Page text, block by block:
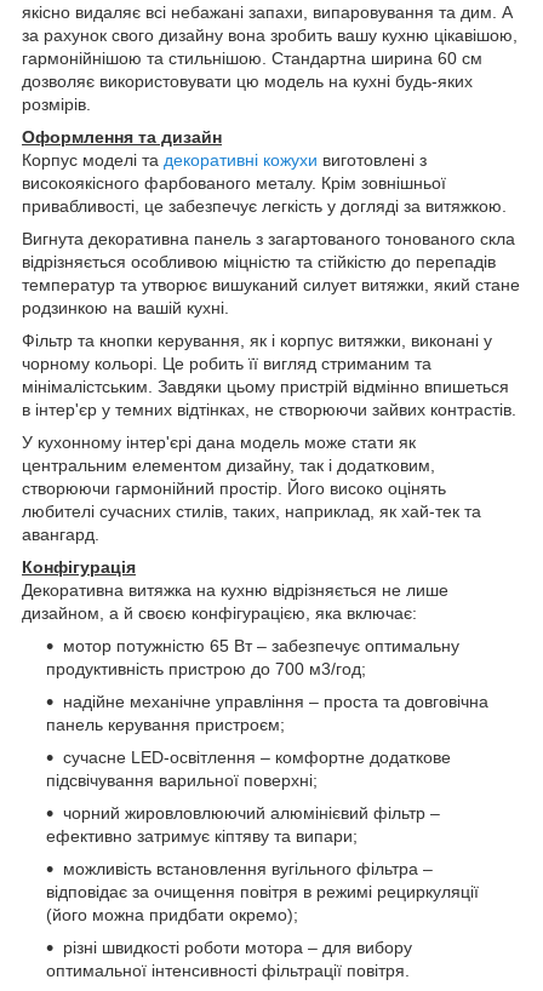
якісно видаляє всі небажані запахи, випаровування та дим. А
за рахунок свого дизайну вона зробить вашу кухню цікавішою,
гармонійнішою та стильнішою. Стандартна ширина 60 см
дозволяє використовувати цю модель на кухні будь-яких
розмірів.
Оформлення та дизайн
Корпус моделі та декоративні кожухи виготовлені з
високоякісного фарбованого металу. Крім зовнішньої
привабливості, це забезпечує легкість у догляді за витяжкою.
Вигнута декоративна панель з загартованого тонованого скла
відрізняється особливою міцністю та стійкістю до перепадів
температур та утворює вишуканий силует витяжки, який стане
родзинкою на вашій кухні.
Фільтр та кнопки керування, як і корпус витяжки, виконані у
чорному кольорі. Це робить її вигляд стриманим та
мінімалістським. Завдяки цьому пристрій відмінно впишеться
в інтер'єр у темних відтінках, не створюючи зайвих контрастів.
У кухонному інтер'єрі дана модель може стати як
центральним елементом дизайну, так і додатковим,
створюючи гармонійний простір. Його високо оцінять
любителі сучасних стилів, таких, наприклад, як хай-тек та
авангард.
Конфігурація
Декоративна витяжка на кухню відрізняється не лише
дизайном, а й своєю конфігурацією, яка включає:
мотор потужністю 65 Вт – забезпечує оптимальну
продуктивність пристрою до 700 м3/год;
надійне механічне управління – проста та довговічна
панель керування пристроєм;
сучасне LED-освітлення – комфортне додаткове
підсвічування варильної поверхні;
чорний жировловлюючий алюмінієвий фільтр –
ефективно затримує кіптяву та випари;
можливість встановлення вугільного фільтра –
відповідає за очищення повітря в режимі рециркуляції
(його можна придбати окремо);
різні швидкості роботи мотора – для вибору
оптимальної інтенсивності фільтрації повітря.